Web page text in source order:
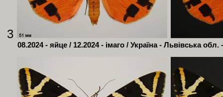
3
08.2024 - яйце / 12.2024 - імаго / Україна - Львівська обл.